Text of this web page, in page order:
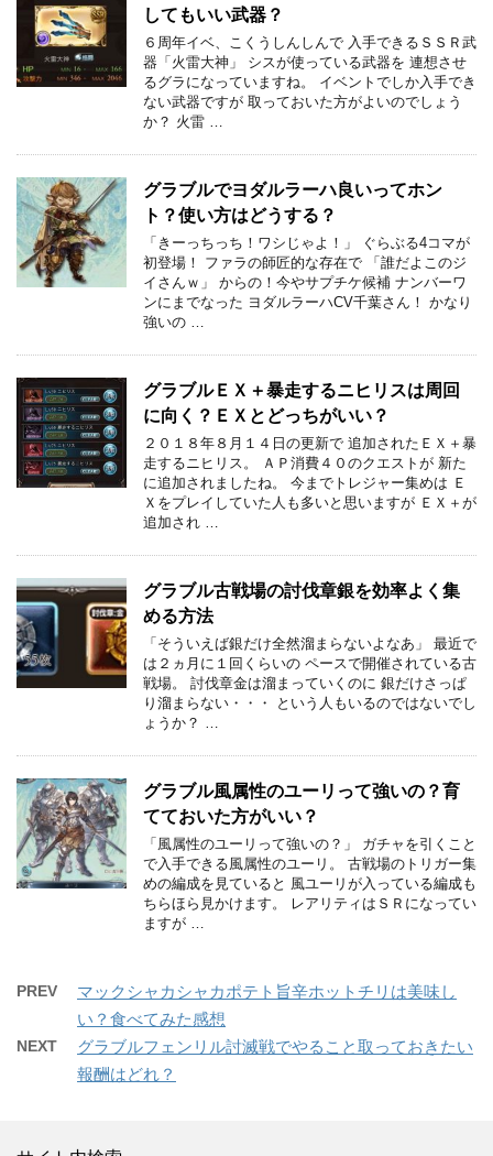
してもいい武器？
６周年イベ、こくうしんしんで 入手できるＳＳＲ武
器「火雷大神」 シスが使っている武器を 連想させ
るグラになっていますね。 イベントでしか入手でき
ない武器ですが 取っておいた方がよいのでしょう
か？ 火雷 …
グラブルでヨダルラーハ良いってホン
ト？使い方はどうする？
「きーっちっち！ワシじゃよ！」 ぐらぶる4コマが
初登場！ ファラの師匠的な存在で 「誰だよこのジ
イさんｗ」 からの！今やサプチケ候補 ナンバーワ
ンにまでなった ヨダルラーハCV千葉さん！ かなり
強いの …
グラブルＥＸ＋暴走するニヒリスは周回
に向く？ＥＸとどっちがいい？
２０１８年８月１４日の更新で 追加されたＥＸ＋暴
走するニヒリス。 ＡＰ消費４０のクエストが 新た
に追加されましたね。 今までトレジャー集めは Ｅ
Ｘをプレイしていた人も多いと思いますが ＥＸ＋が
追加され …
グラブル古戦場の討伐章銀を効率よく集
める方法
「そういえば銀だけ全然溜まらないよなあ」 最近で
は２ヵ月に１回くらいの ペースで開催されている古
戦場。 討伐章金は溜まっていくのに 銀だけさっぱ
り溜まらない・・・ という人もいるのではないでし
ょうか？ …
グラブル風属性のユーリって強いの？育
てておいた方がいい？
「風属性のユーリって強いの？」 ガチャを引くこと
で入手できる風属性のユーリ。 古戦場のトリガー集
めの編成を見ていると 風ユーリが入っている編成も
ちらほら見かけます。 レアリティはＳＲになってい
ますが …
PREV
マックシャカシャカポテト旨辛ホットチリは美味し
い？食べてみた感想
NEXT
グラブルフェンリル討滅戦でやること取っておきたい
報酬はどれ？